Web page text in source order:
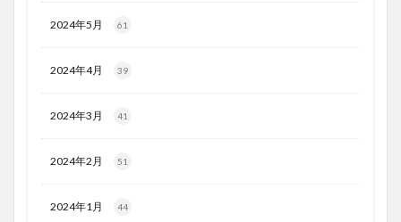
2024年5月 61
2024年4月 39
2024年3月 41
2024年2月 51
2024年1月 44